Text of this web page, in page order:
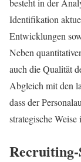
besteht in der
Identifikation
Entwicklungen
Neben
auch die Qualität
Abgleich mit den
dass der
strategische